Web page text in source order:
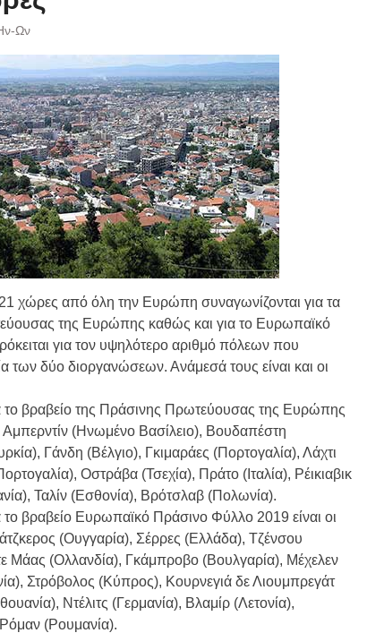
&
Τιμών
&
4-3-2019
Ων
χώρες από όλη την Ευρώπη συναγωνίζονται για τα
της Ευρώπης καθώς και για το Ευρωπαϊκό
για τον υψηλότερο αριθμό πόλεων που
των δύο διοργανώσεων. Ανάμεσά τους είναι και οι
το βραβείο της Πράσινης Πρωτεύουσας της Ευρώπης
Αμπερντίν (Ηνωμένο Βασίλειο), Βουδαπέστη
Γάνδη (Βέλγιο), Γκιμαράες (Πορτογαλία), Λάχτι
Οστράβα (Τσεχία), Πράτο (Ιταλία), Ρέικιαβικ
Ταλίν (Εσθονία), Βρότσλαβ (Πολωνία).
το βραβείο Ευρωπαϊκό Πράσινο Φύλλο 2019 είναι οι
(Ουγγαρία), Σέρρες (Ελλάδα), Τζένσου
Μάας (Ολλανδία), Γκάμπροβο (Βουλγαρία), Μέχελεν
Στρόβολος (Κύπρος), Κουρνεγιά δε Λιουμπρεγάτ
Ντέλιτς (Γερμανία), Βλαμίρ (Λετονία),
(Ρουμανία).